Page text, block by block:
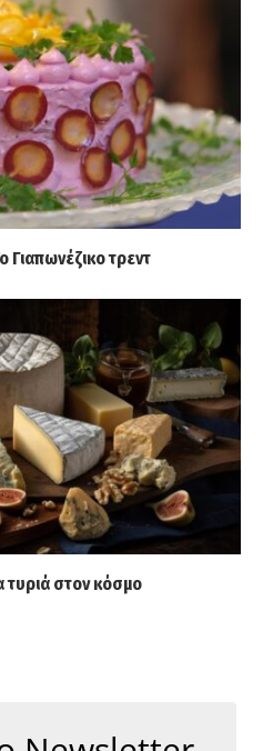
Γιαπωνέζικο τρεντ
τυριά στον κόσμο